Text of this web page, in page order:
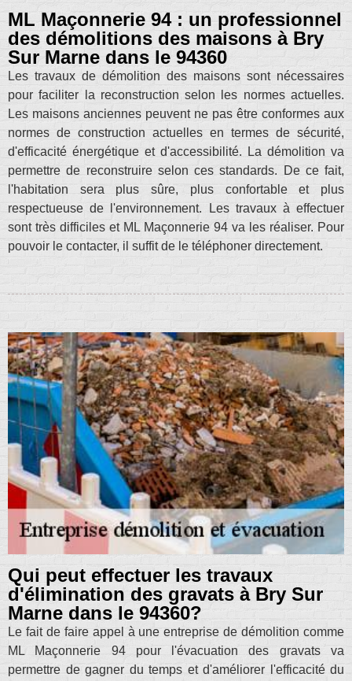
ML Maçonnerie 94 : un professionnel
des démolitions des maisons à Bry
Sur Marne dans le 94360
Les travaux de démolition des maisons sont nécessaires
pour faciliter la reconstruction selon les normes actuelles.
Les maisons anciennes peuvent ne pas être conformes aux
normes de construction actuelles en termes de sécurité,
d'efficacité énergétique et d'accessibilité. La démolition va
permettre de reconstruire selon ces standards. De ce fait,
l'habitation sera plus sûre, plus confortable et plus
respectueuse de l'environnement. Les travaux à effectuer
sont très difficiles et ML Maçonnerie 94 va les réaliser. Pour
pouvoir le contacter, il suffit de le téléphoner directement.
Qui peut effectuer les travaux
d'élimination des gravats à Bry Sur
Marne dans le 94360?
Le fait de faire appel à une entreprise de démolition comme
ML Maçonnerie 94 pour l'évacuation des gravats va
permettre de gagner du temps et d'améliorer l'efficacité du